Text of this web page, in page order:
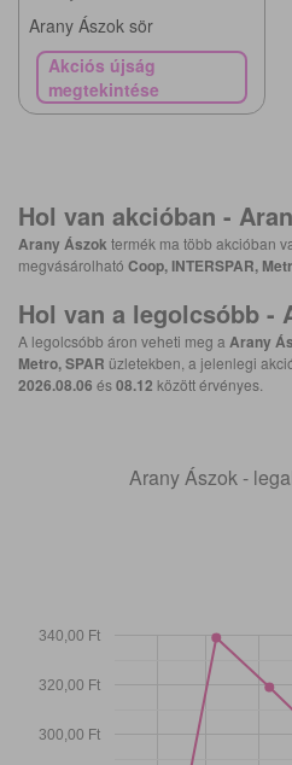
Arany Ászok sör
Akciós újság
megtekintése
Hol van akcióban -
Arany Ászoktermék ma több akcióban
megvásárolható Coop, INTERSPAR,
Hol van a legolcsóbb -
A legolcsóbb áron veheti meg aArany
Metro, SPAR üzletekben, a jelenlegi
2026.08.06 és08.12 között érvényes.
Arany Ászok -
300,00 Ft
320,00 Ft
340,00 Ft